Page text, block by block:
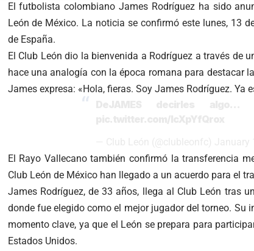
El futbolista colombiano James Rodríguez ha sido
León de México. La noticia se confirmó este lunes, 13
de España.
El Club León dio la bienvenida a Rodríguez a través de
hace una analogía con la época romana para destacar
James expresa: «Hola, fieras. Soy James Rodríguez.
El Rayo Vallecano también confirmó la transferencia
Club León de México han llegado a un acuerdo para el
James Rodríguez, de 33 años, llega al Club León tras
donde fue elegido como el mejor jugador del torneo. Su
momento clave, ya que el León se prepara para
Estados Unidos.